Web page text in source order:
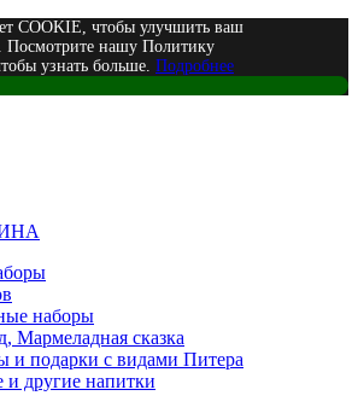
COOKIE, чтобы улучшить ваш
Посмотрите нашу Политику
узнать больше. Подробнее
наборы
Мармеладная сказка
и подарки с видами Питера
и другие напитки